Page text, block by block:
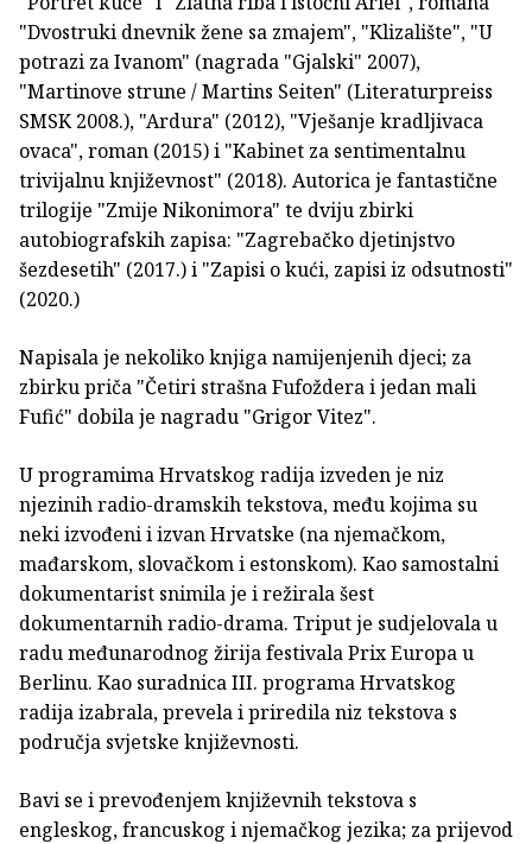
"Dvostruki dnevnik žene sa zmajem", "Klizalište", "U
potrazi za Ivanom" (nagrada "Gjalski" 2007),
"Martinove strune / Martins Seiten" (Literaturpreiss
SMSK 2008.), "Ardura" (2012), "Vješanje kradljivaca
ovaca", roman (2015) i "Kabinet za sentimentalnu
trivijalnu književnost" (2018). Autorica je fantastične
trilogije "Zmije Nikonimora" te dviju zbirki
autobiografskih zapisa: "Zagrebačko djetinjstvo
šezdesetih" (2017.) i "Zapisi o kući, zapisi iz odsutnosti"
(2020.)
Napisala je nekoliko knjiga namijenjenih djeci; za
zbirku priča "Četiri strašna Fufoždera i jedan mali
Fufić" dobila je nagradu "Grigor Vitez".
U programima Hrvatskog radija izveden je niz
njezinih radio-dramskih tekstova, među kojima su
neki izvođeni i izvan Hrvatske (na njemačkom,
mađarskom, slovačkom i estonskom). Kao samostalni
dokumentarist snimila je i režirala šest
dokumentarnih radio-drama. Triput je sudjelovala u
radu međunarodnog žirija festivala Prix Europa u
Berlinu. Kao suradnica III. programa Hrvatskog
radija izabrala, prevela i priredila niz tekstova s
područja svjetske književnosti.
Bavi se i prevođenjem književnih tekstova s
engleskog, francuskog i njemačkog jezika; za prijevod